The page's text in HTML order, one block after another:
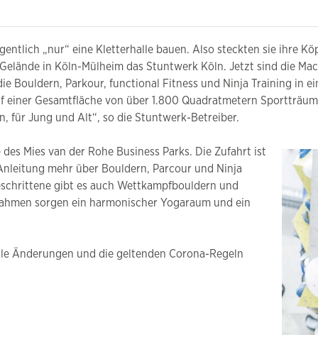
„nur“ eine Kletterhalle bauen. Also steckten sie ihre
in Köln-Mülheim das Stuntwerk Köln. Jetzt sind die
Bouldern, Parkour, functional Fitness und Ninja Training in
Gesamtfläche von über 1.800 Quadratmetern
für Jung und Alt“, so die Stuntwerk-Betreiber.
Mies van der Rohe Business Parks. Die Zufahrt ist
mehr über Bouldern, Parcour und Ninja
gibt es auch Wettkampfbouldern und
sorgen ein harmonischer Yogaraum und ein
Änderungen und die geltenden Corona-Regeln